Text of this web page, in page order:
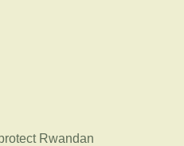
Rwandan